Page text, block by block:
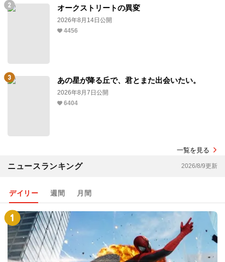
オークストリートの異変
2026年8月14日公開
4456
あの星が降る丘で、君とまた出会いたい。
2026年8月7日公開
6404
一覧を見る
ニュースランキング 2026/8/9更新
デイリー 週間 月間